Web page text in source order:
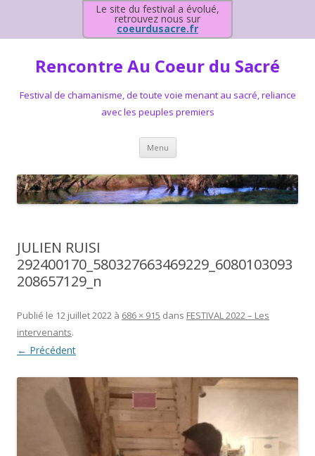
Le site du festival a évolué,
retrouvez nous sur
coeurdusacre.fr
Rencontre Au Coeur du Sacré
Festival de chamanisme, de toute voie menant au sacré, reliance
avec les peuples premiers
Menu Aller au contenu principal
JULIEN RUISI
292400170_580327663469229_6080103093
208657129_n
Publié le 12 juillet 2022 à 686 × 915 dans FESTIVAL 2022 – Les
intervenants.
← Précédent